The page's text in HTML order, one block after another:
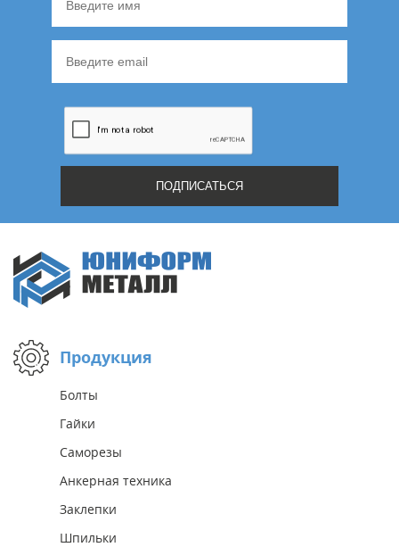
Не нашли ничего подходящего?
Жду звонка
Продукция
Болты
Гайки
Саморезы
Анкерная техника
Заклепки
Шпильки